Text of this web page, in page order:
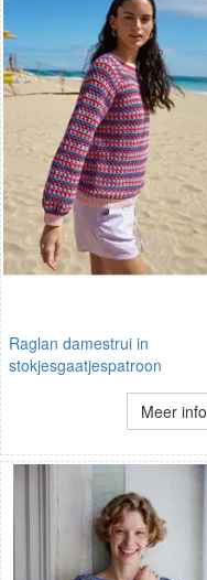
Raglan damestrui in
stokjesgaatjespatroon
Meer info